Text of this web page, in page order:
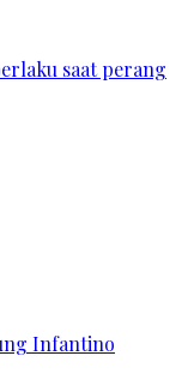
saat perang
Infantino